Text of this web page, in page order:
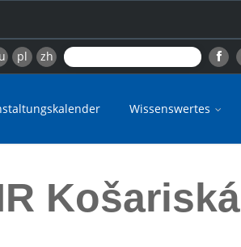
pl zh
Wissenswertes
Košariská